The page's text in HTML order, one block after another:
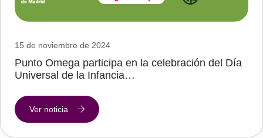
15 de noviembre de 2024
Punto Omega participa en la celebración del Día
Universal de la Infancia…
Ver noticia